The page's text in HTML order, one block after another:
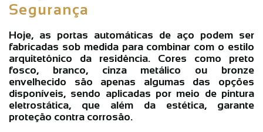
Segurança
Hoje, as portas automáticas de aço podem ser
fabricadas sob medida para combinar com o estilo
arquitetônico da residência. Cores como preto
fosco, branco, cinza metálico ou bronze
envelhecido são apenas algumas das opções
disponíveis, sendo aplicadas por meio de pintura
eletrostática, que além da estética, garante
proteção contra corrosão.